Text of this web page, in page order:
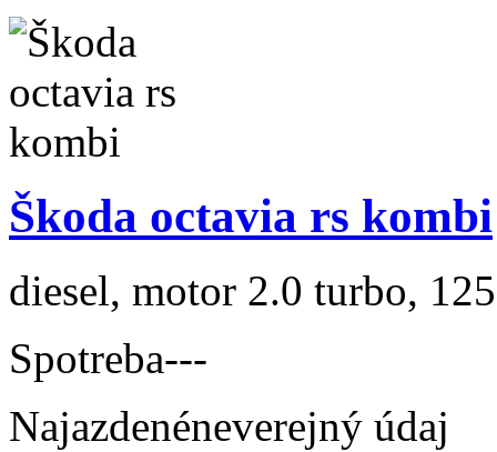
Škoda octavia rs kombi
diesel, motor 2.0 turbo,
Spotreba---
Najazdenéneverejný údaj